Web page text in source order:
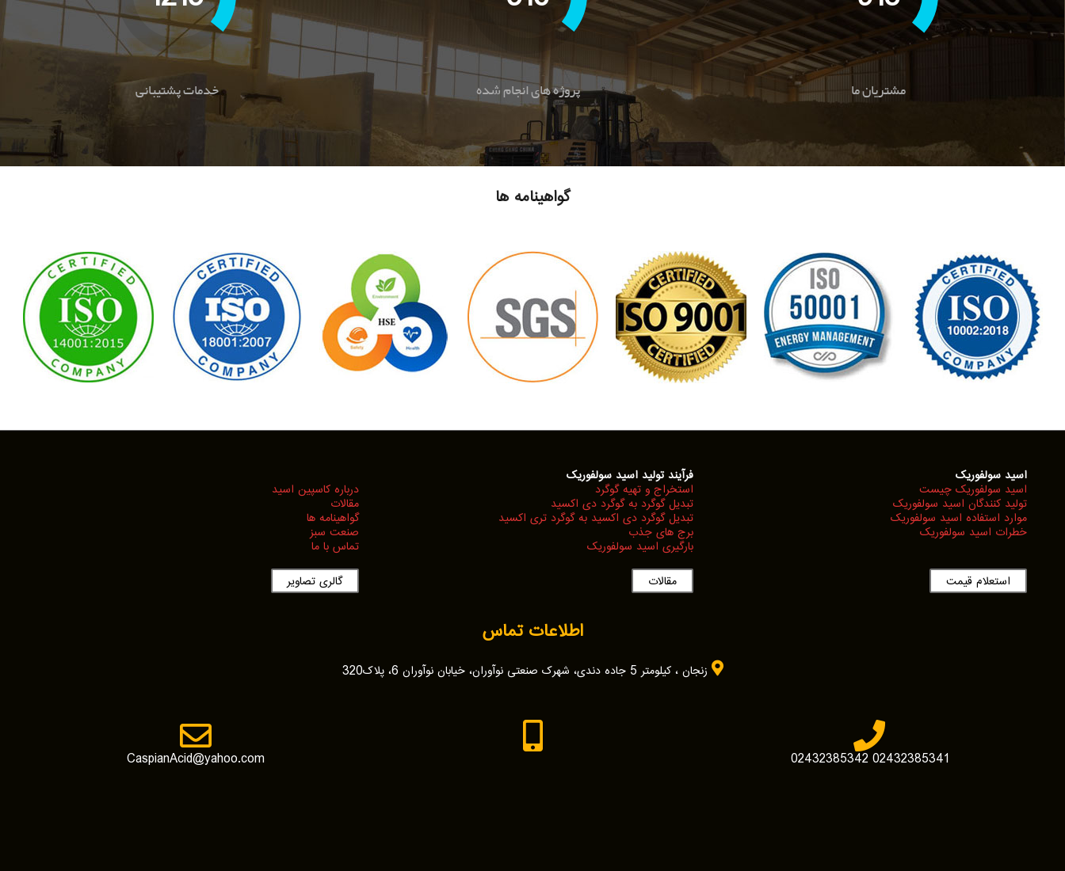
مشتریان ما پروژه های انجام شده خدمات پشتیبانی
گواهینامه ها
اسید سولفوریک
اسید سولفوریک چیست
تولید کنندگان اسید سولفوریک
موارد استفاده اسید سولفوریک
خطرات اسید سولفوریک
استعلام قیمت
فرآیند تولید اسید سولفوریک
استخراج و تهیه گوگرد
تبدیل گوگرد به گوگرد دی اکسید
تبدیل گوگرد دی اکسید به گوگرد تری اکسید
برج های جذب
بارگیری اسید سولفوریک
مقالات
درباره کاسپین اسید
مقالات
گواهینامه ها
صنعت سبز
تماس با ما
گالری تصاویر
اطلاعات تماس
زنجان ، کیلومتر 5 جاده دندی، شهرک صنعتی نوآوران، خیابان نوآوران 6، پلاک320
02432385341 02432385342
CaspianAcid@yahoo.com